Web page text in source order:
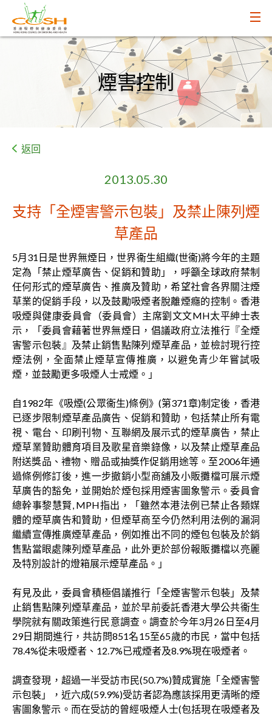
煙害控制
返回
2013.05.30
支持「全煙害警示包裝」及禁止陳列煙
草產品
5月31日是世界無煙日，世界衞生組織(世衞)將今年的主題
定為「禁止煙草廣告、促銷和贊助」，呼籲全球政府禁制
任何形式的煙草廣告、推廣及贊助，希望社會各界關注煙
草業的促銷手段，以及鼓勵吸煙者脫離煙癮的控制。香港
吸煙與健康委員會（委員會）主席劉文文MH太平紳士表
示，「委員會藉著世界無煙日，倡議政府立法推行『全煙
害警示包裝』及禁止銷售點陳列煙草產品，並檢討現行控
煙法例，全面禁止煙草宣傳推廣，以避免青少年嘗試吸
煙，並鼓勵更多吸煙人士戒煙。」
自1982年《吸煙(公眾衞生)條例》(第371章)制定後，香港
已逐步限制煙草產品廣告、促銷和贊助，包括禁止所有電
視、電台、印刷刊物、互聯網及展示式的煙草廣告，禁止
煙草業贊助體育項目及歌星音樂錄像，以及禁止煙草產品
附送獎品、禮物、贈品或抽獎作促銷用途等。至2006年通
過條例修訂後，進一步撤銷小型商舖及小販攤檔可展示煙
草廣告的豁免，並開始於煙包採用煙害圖象警示。委員會
總幹事黎慧賢, MPH指出，「雖然本港法例已禁止各類媒
體的煙草廣告和贊助，但煙草商至今仍然利用法例的漏洞
繼續宣傳推廣煙草產品，例如推出不同的煙包包裝及於銷
售點當眼處陳列煙草產品，此外更於部份報販攤檔以亮麗
及特別設計的燈箱展示煙草產品。」
有見及此，委員會積極倡議推行「全煙害警示包裝」及禁
止銷售點陳列煙草產品，並於早前委託香港大學公共衞生
學院就有關政策進行民意調查。調查於今年3月26日至4月
29日期間進行，共訪問851名15至65歲的市民，當中包括
78.4%從未吸煙者、12.7%已戒煙者及8.9%現在吸煙者。
調查發現，超過一半受訪市民(50.7%)贊成實施「全煙害警
示包裝」，近六成(59.9%)受訪者認為應該採用更清晰的煙
害圖象警示。而在受訪的曾經吸煙人士(包括現在吸煙者及